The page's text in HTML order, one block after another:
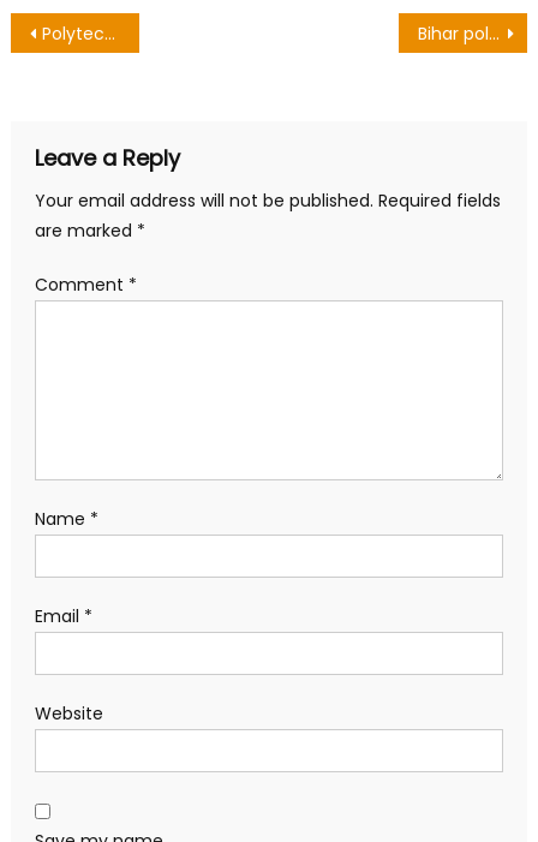
Post
Polytechnic Exam Chemistry vvi Question 2020 Bihar polytechnic important question 2020 Part -5
Leave a Reply
Your email address will not be published. Required fields
are marked *
Comment *
Name *
Email *
Website